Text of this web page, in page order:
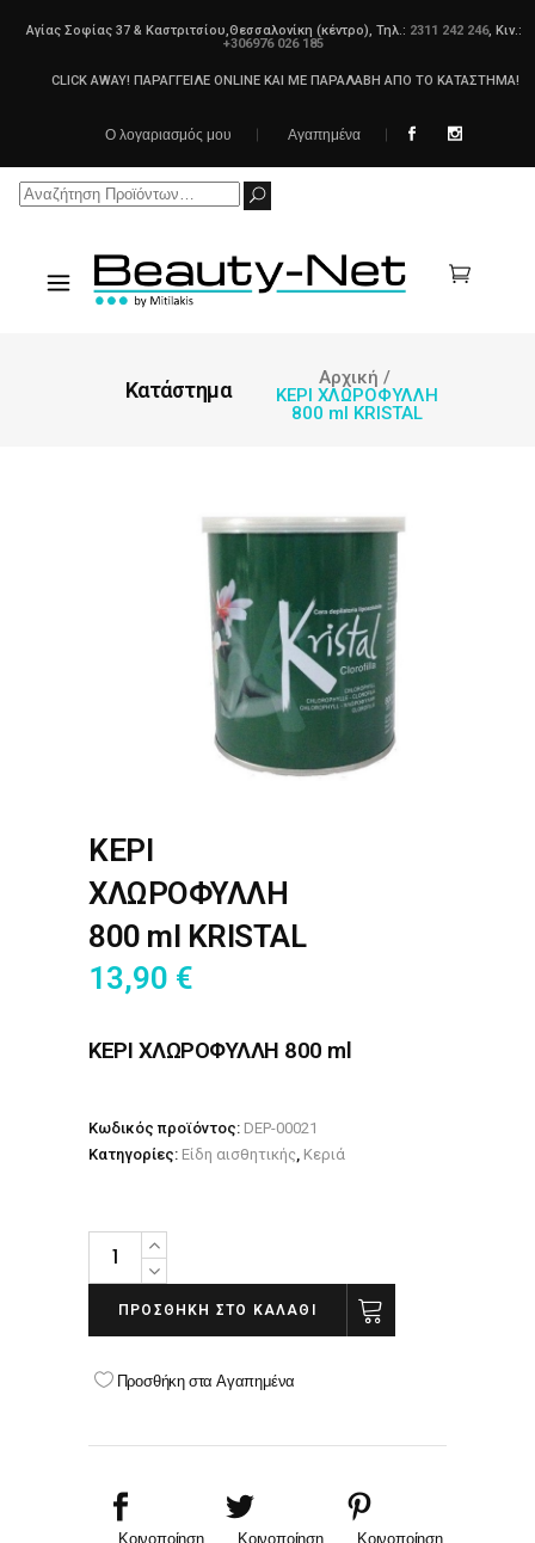
Αγίας Σοφίας 37 & Καστριτσίου,Θεσσαλονίκη (κέντρο), Τηλ.: 2311 242 246, Κιν.:
+306976 026 185
CLICK AWAY! ΠΑΡΑΓΓΕΙΛΕ ONLINE ΚΑΙ ΜΕ ΠΑΡΑΛΑΒΗ ΑΠΟ ΤΟ ΚΑΤΑΣΤΗΜΑ!
Ο λογαριασμός μου Αγαπημένα
Search
Κατάστημα Αρχική /
ΚΕΡΙ ΧΛΩΡΟΦΥΛΛΗ
800 ml KRISTAL
ΚΕΡΙ
ΧΛΩΡΟΦΥΛΛΗ
800 ml KRISTAL
13,90 €
ΚΕΡΙ ΧΛΩΡΟΦΥΛΛΗ 800 ml
Κωδικός προϊόντος: DEP-00021
Κατηγορίες: Είδη αισθητικής, Κεριά
ΚΕΡΙ
ΧΛΩΡΟΦΥΛΛΗ
ml
KRISTAL
ΠΡΟΣΘΉΚΗ ΣΤΟ ΚΑΛΆΘΙ
Προσθήκη στα Αγαπημένα